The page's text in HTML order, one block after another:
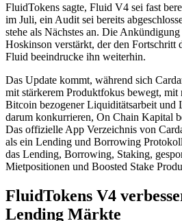
FluidTokens sagte, Fluid V4 sei fast
im Juli, ein Audit sei bereits
stehe als Nächstes an. Die
Hoskinson verstärkt, der den Fortschritt
Fluid beeindrucke ihn weiterhin.
Das Update kommt, während sich
mit stärkerem Produktfokus bewegt, mit
Bitcoin bezogener Liquiditätsarbeit und
darum konkurrieren, On Chain Kapital
Das offizielle App Verzeichnis von
als ein Lending und Borrowing
das Lending, Borrowing, Staking,
Mietpositionen und Boosted Stake
FluidTokens V4
Lending Märkte